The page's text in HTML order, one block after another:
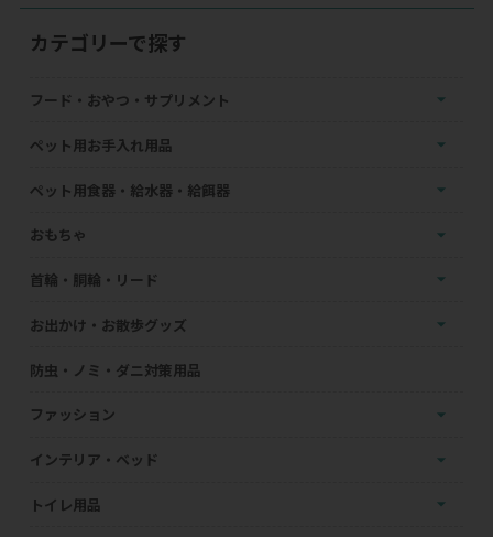
カテゴリーで探す
フード・おやつ・サプリメント
ペット用お手入れ用品
ペット用食器・給水器・給餌器
おもちゃ
首輪・胴輪・リード
お出かけ・お散歩グッズ
防虫・ノミ・ダニ対策用品
ファッション
インテリア・ベッド
トイレ用品